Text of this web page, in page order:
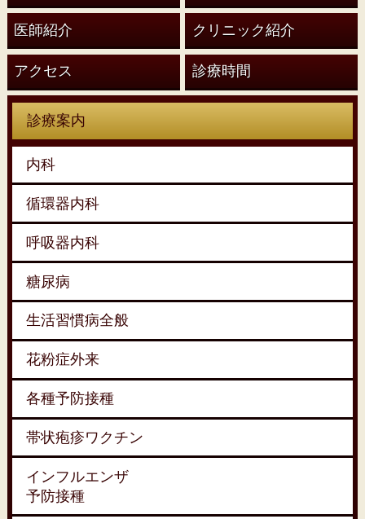
医師紹介 クリニック紹介
アクセス 診療時間
診療案内
内科
循環器内科
呼吸器内科
糖尿病
生活習慣病全般
花粉症外来
各種予防接種
帯状疱疹ワクチン
インフルエンザ
予防接種